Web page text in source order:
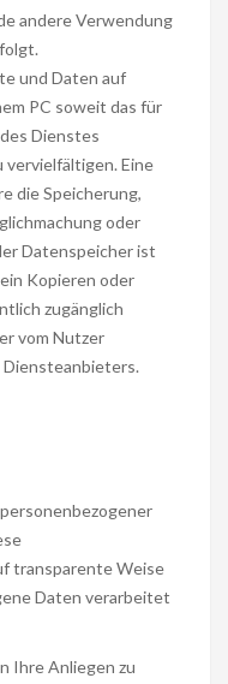
andere Verwendung
und Daten auf
PC soweit das für
Dienstes
vervielfältigen. Eine
die Speicherung,
oder
Datenspeicher ist
Kopieren oder
zugänglich
vom Nutzer
transparente Weise
Daten verarbeitet
Ihre Anliegen zu